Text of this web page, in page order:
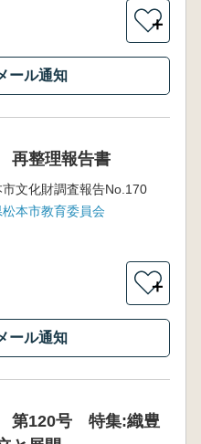
＋
ール通知
再整理報告書
市文化財調査報告No.170
本市教育委員会
＋
ール通知
第120号 特集:織豊